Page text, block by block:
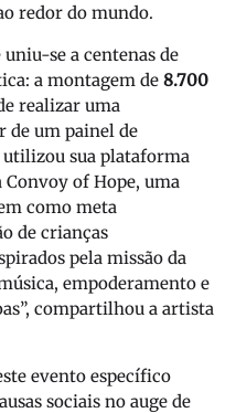
redor do mundo.
se a centenas de
a montagem de 8.700
realizar uma
de um painel de
utilizou sua plataforma
of Hope, uma
como meta
de crianças
pela missão da
empoderamento e
compartilhou a artista
evento específico
sociais no auge de